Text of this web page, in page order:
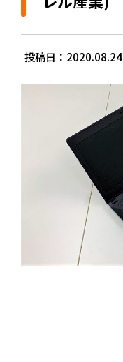
投稿日：2020.08.24